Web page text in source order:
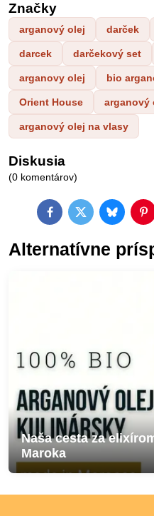
Značky
arganový olej darček
darcek darčekový set
arganovy olej bio
Orient House arganový
arganový olej na vlasy
Diskusia
(0 komentárov)
FacebookTwitterBluesky
Alternatívne
Naša cesta za
Maroka